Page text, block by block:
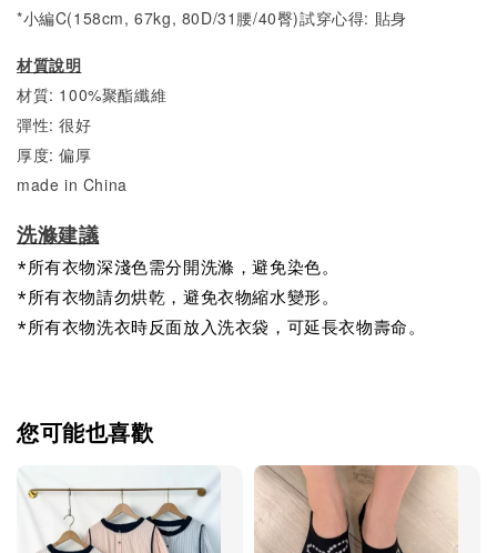
*小編C(158cm, 67kg, 80D/31腰/40臀)試穿心得: 貼身
材質說明
材質: 100%聚酯纖維
彈性: 很好
厚度: 偏厚
made in China
洗滌建議
*所有衣物深淺色需分開洗滌，避免染色。
*所有衣物請勿烘乾，避免衣物縮水變形。
*所有衣物洗衣時反面放入洗衣袋，可延長衣物壽命。
您可能也喜歡